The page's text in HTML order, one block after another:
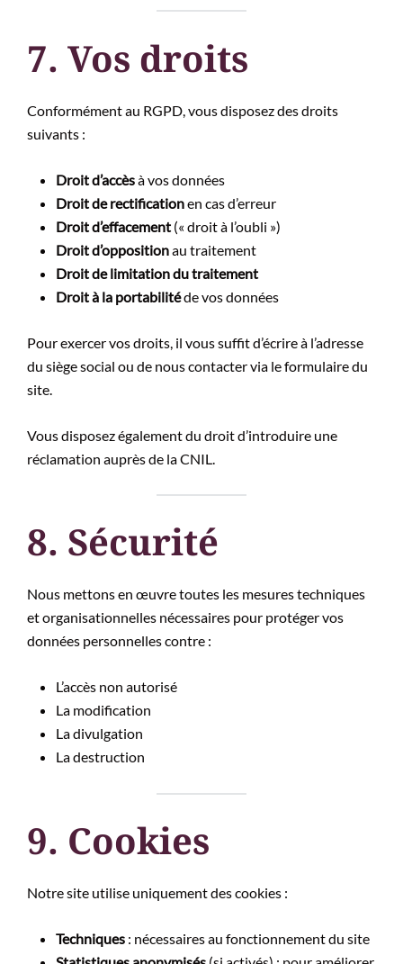
7. Vos droits
Conformément au RGPD, vous disposez des droits
suivants :
Droit d’accèsà vos données
Droit de rectificationen cas d’erreur
Droit d’effacement (« droit à l’oubli »)
Droit d’oppositionau traitement
Droit de limitation du traitement
Droit à la portabilitéde vos données
Pour exercer vos droits, il vous suffit d’écrire à l’adresse
du siège social ou de nous contacter via le formulaire du
site.
Vous disposez également du droit d’introduire une
réclamation auprès de la CNIL.
8. Sécurité
Nous mettons en œuvre toutes les mesures techniques
et organisationnelles nécessaires pour protéger vos
données personnelles contre :
L’accès non autorisé
La modification
La divulgation
La destruction
9. Cookies
Notre site utilise uniquement des cookies :
Techniques : nécessaires au fonctionnement du site